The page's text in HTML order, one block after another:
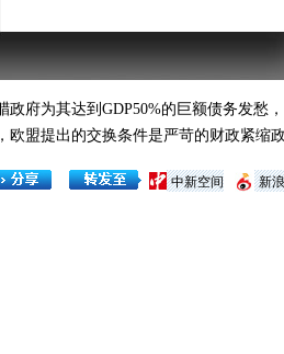
为其达到GDP50%的巨额债务发愁
欧盟提出的交换条件是严苛的财政紧缩
新
中新空间